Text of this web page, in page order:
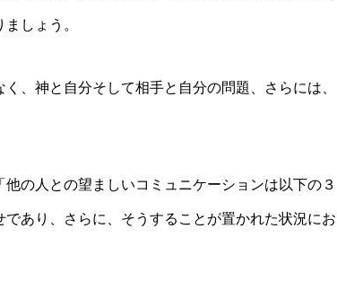
しょう。
、神と自分そして相手と自分の問題、さらには、
の人との望ましいコミュニケーションは以下の３
あり、さらに、そうすることが置かれた状況にお